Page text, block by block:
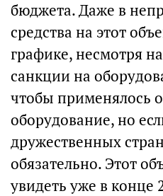
бюджета. Даже в
средства на этот
графике, несмотря
санкции на
чтобы применялось
оборудование, но
дружественных
обязательно. Этот
увидеть уже в конце